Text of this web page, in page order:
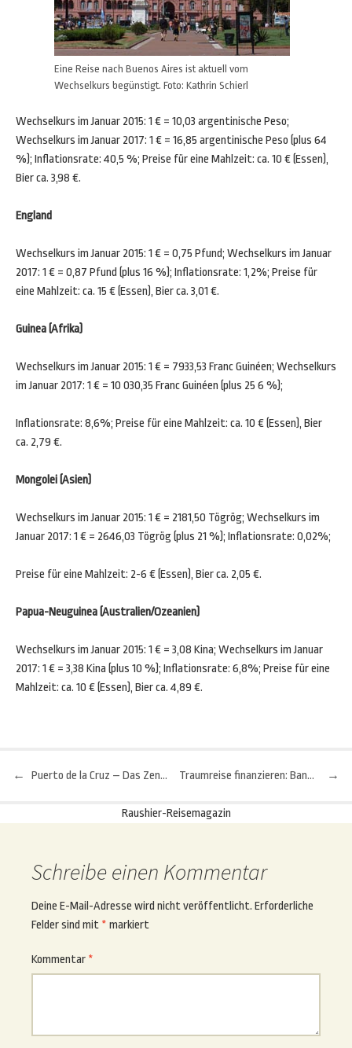
Eine Reise nach Buenos Aires ist aktuell vom
Wechselkurs begünstigt. Foto: Kathrin Schierl
Wechselkurs im Januar 2015: 1 € = 10,03 argentinische Peso;
Wechselkurs im Januar 2017: 1 € = 16,85 argentinische Peso (plus 64
%); Inflationsrate: 40,5 %; Preise für eine Mahlzeit: ca. 10 € (Essen),
Bier ca. 3,98 €.
England
Wechselkurs im Januar 2015: 1 € = 0,75 Pfund; Wechselkurs im Januar
2017: 1 € = 0,87 Pfund (plus 16 %); Inflationsrate: 1,2%; Preise für
eine Mahlzeit: ca. 15 € (Essen), Bier ca. 3,01 €.
Guinea (Afrika)
Wechselkurs im Januar 2015: 1 € = 7933,53 Franc Guinéen; Wechselkurs
im Januar 2017: 1 € = 10 030,35 Franc Guinéen (plus 25 6 %);
Inflationsrate: 8,6%; Preise für eine Mahlzeit: ca. 10 € (Essen), Bier
ca. 2,79 €.
Mongolei (Asien)
Wechselkurs im Januar 2015: 1 € = 2181,50 Tögrög; Wechselkurs im
Januar 2017: 1 € = 2646,03 Tögrög (plus 21 %); Inflationsrate: 0,02%;
Preise für eine Mahlzeit: 2-6 € (Essen), Bier ca. 2,05 €.
Papua-Neuguinea (Australien/Ozeanien)
Wechselkurs im Januar 2015: 1 € = 3,08 Kina; Wechselkurs im Januar
2017: 1 € = 3,38 Kina (plus 10 %); Inflationsrate: 6,8%; Preise für eine
Mahlzeit: ca. 10 € (Essen), Bier ca. 4,89 €.
Beitragsnavigation
← Puerto de la Cruz – Das Zentrum im grünen Norden von Teneriffa →
Traumreise finanzieren: Bank oder Reiseveranstalter?
Raushier-Reisemagazin
Schreibe einen Kommentar
Deine E-Mail-Adresse wird nicht veröffentlicht. Erforderliche
Felder sind mit * markiert
Kommentar *